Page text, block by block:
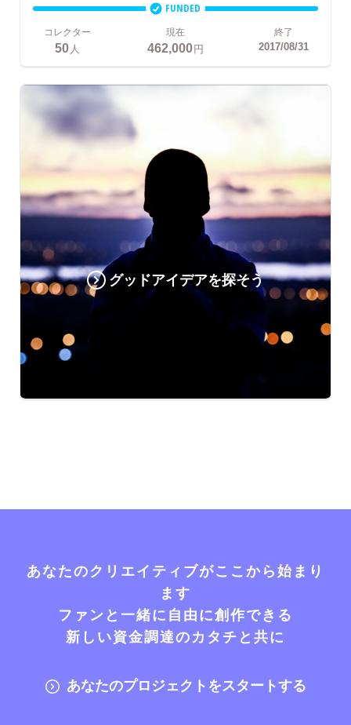
FUNDED
コレクター
50 人
現在
462,000円
終了
2017/08/31
グッドアイデアを探そう
あなたのクリエイティブがここから始まり
ます
ファンと一緒に自由に創作できる
新しい資金調達のカタチと共に
あなたのプロジェクトをスタートする